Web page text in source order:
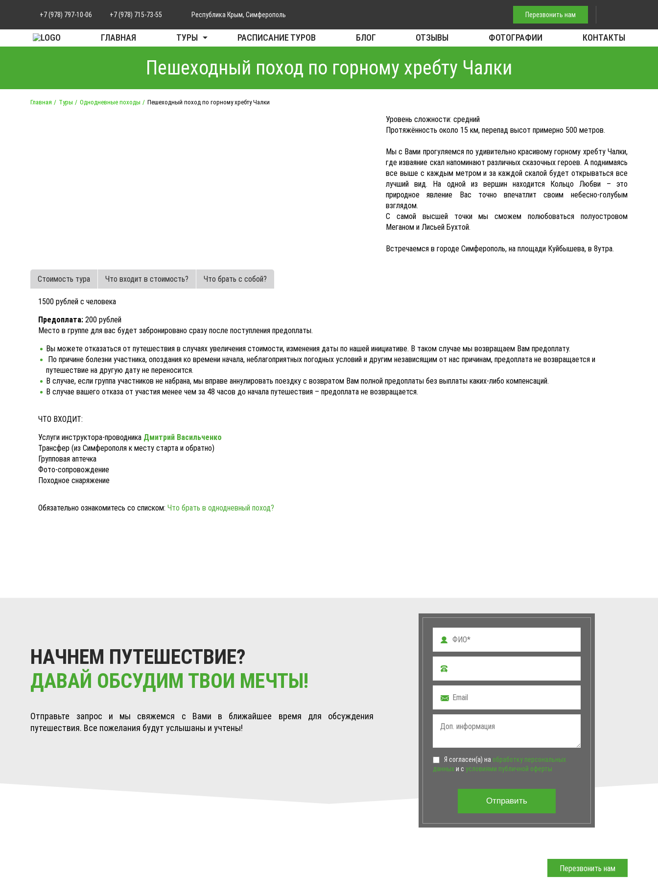
+7 (978) 797-10-06 +7 (978) 715-73-55 Республика Крым, Симферополь Перезвонить нам
ГЛАВНАЯ ТУРЫ РАСПИСАНИЕ ТУРОВ БЛОГ ОТЗЫВЫ ФОТОГРАФИИ КОНТАКТЫ
Пешеходный поход по горному хребту Чалки
Главная Туры Однодневные походы Пешеходный поход по горному хребту Чалки
Уровень сложности: средний
Протяжённость около 15 км, перепад высот примерно 500 метров.
Мы с Вами прогуляемся по удивительно красивому горному хребту Чалки,
где изваяние скал напоминают различных сказочных героев. А поднимаясь
все выше с каждым метром и за каждой скалой будет открываться все
лучший вид. На одной из вершин находится Кольцо Любви – это
природное явление Вас точно впечатлит своим небесно-голубым
взглядом.
С самой высшей точки мы сможем полюбоваться полуостровом
Меганом и Лисьей Бухтой.
Встречаемся в городе Симферополь, на площади Куйбышева, в 8утра.
Стоимость тура Что входит в стоимость? Что брать с собой?
1500 рублей с человека
Предоплата: 200 рублей
Место в группе для вас будет забронировано сразу после поступления предоплаты.
Вы можете отказаться от путешествия в случаях увеличения стоимости, изменения даты по нашей инициативе. В таком случае мы возвращаем Вам предоплату.
По причине болезни участника, опоздания ко времени начала, неблагоприятных погодных условий и другим независящим от нас причинам, предоплата не возвращается и
путешествие на другую дату не переносится.
В случае, если группа участников не набрана, мы вправе аннулировать поездку с возвратом Вам полной предоплаты без выплаты каких-либо компенсаций.
В случае вашего отказа от участия менее чем за 48 часов до начала путешествия – предоплата не возвращается.
ЧТО ВХОДИТ:
Услуги инструктора-проводника Дмитрий Васильченко
Трансфер (из Симферополя к месту старта и обратно)
Групповая аптечка
Фото-сопровождение
Походное снаряжение
Обязательно ознакомитесь со списком:Что брать в однодневный поход?
НАЧНЕМ ПУТЕШЕСТВИЕ?
ДАВАЙ ОБСУДИМ ТВОИ МЕЧТЫ!
Отправьте запрос и мы свяжемся с Вами в ближайшее время для обсуждения
путешествия. Все пожелания будут услышаны и учтены!
Я согласен(а) на обработку персональных
данныхи с условиями публичной оферты
Отправить
Перезвонить нам